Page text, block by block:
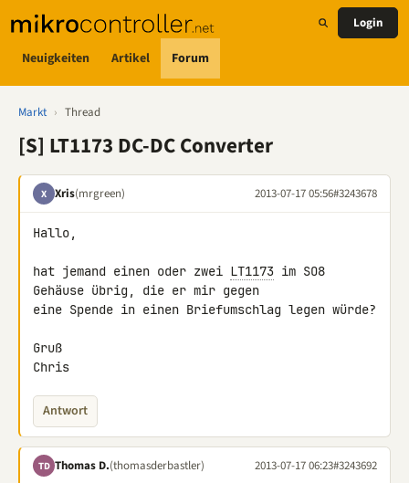
Neuigkeiten Artikel Forum
Login
Markt › Thread
[S] LT1173 DC-DC Converter
X Xris(mrgreen) 2013-07-17 05:56#3243678
Hallo,
hat jemand einen oder zwei LT1173 im SO8
Gehäuse übrig, die er mir gegen
eine Spende in einen Briefumschlag legen würde?
Gruß
Chris
Antwort
TD Thomas D.(thomasderbastler) 2013-07-17 06:23#3243692